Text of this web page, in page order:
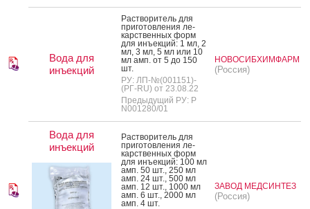
Вода для
инъекций
Рас­тво­ритель для
при­готов­ле­ния ле­
карс­твен­ных форм
для инъ­ек­ций: 1 мл, 2
мл, 3 мл, 5 мл или 10
мл амп. от 5 до 150
шт.
РУ: ЛП-№(001151)-
(РГ-RU) от 23.08.22
Предыдущий РУ: Р
N001280/01
НОВОСИБХИМФАРМ
(Россия)
Вода для
инъекций
Рас­тво­ритель для
при­готов­ле­ния ле­
карс­твен­ных форм
для инъ­ек­ций: 100 мл
амп. 50 шт., 250 мл
амп. 24 шт., 500 мл
амп. 12 шт., 1000 мл
амп. 6 шт., 2000 мл
амп. 4 шт.
ЗАВОД МЕДСИНТЕЗ
(Россия)